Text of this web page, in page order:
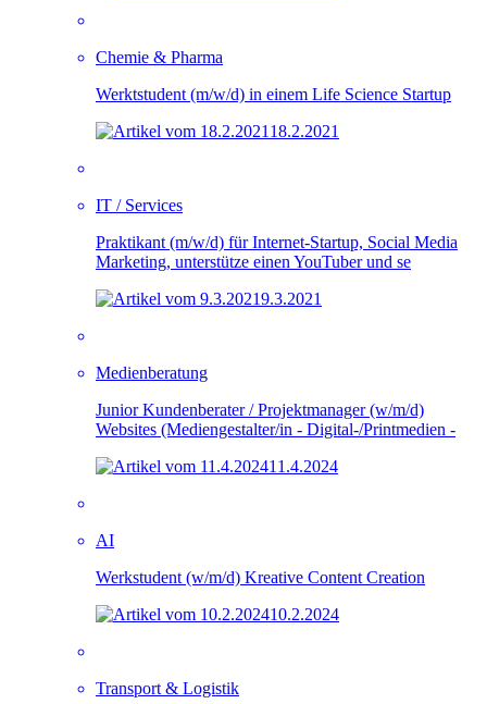
Chemie & Pharma
Werktstudent (m/w/d) in einem Life Science Startup
18.2.2021
IT / Services
Praktikant (m/w/d) für Internet-Startup, Social Media
Marketing, unterstütze einen YouTuber und se
9.3.2021
Medienberatung
Junior Kundenberater / Projektmanager (w/m/d)
Websites (Mediengestalter/in - Digital-/Printmedien -
11.4.2024
AI
Werkstudent (w/m/d) Kreative Content Creation
10.2.2024
Transport & Logistik